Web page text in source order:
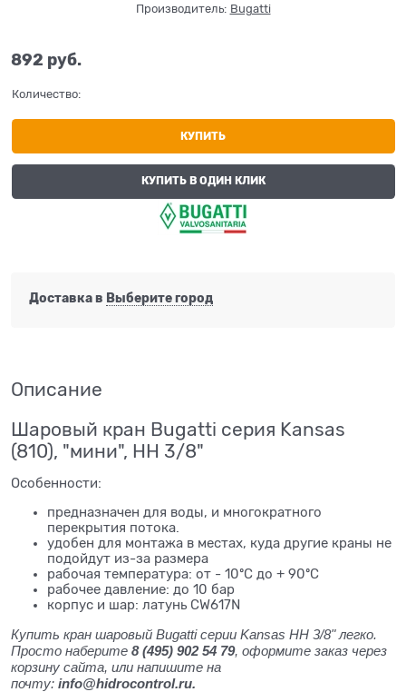
Производитель: Bugatti
892 руб.
Количество:
КУПИТЬ
КУПИТЬ В ОДИН КЛИК
Доставка в Выберите город
Описание
Шаровый кран Bugatti серия Kansas
(810), "мини", НН 3/8"
Особенности:
предназначен для воды, и многократного
перекрытия потока.
удобен для монтажа в местах, куда другие краны не
подойдут из-за размера
рабочая температура: от - 10ºС до + 90ºС
рабочее давление: до 10 бар
корпус и шар: латунь CW617N
Купить кран шаровый Bugatti серии Kansas НН 3/8" легко.
Просто наберите 8 (495) 902 54 79, оформите заказ через
корзину сайта, или напишите на
почту: info@hidrocontrol.ru.